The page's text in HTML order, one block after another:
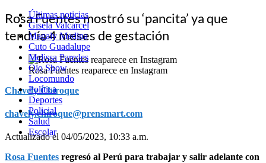
Últimas noticias
Gisela Valcarcel
Magaly Medina
Cuto Guadalupe
Melissa Paredes
Ojo Show
Locomundo
Política
Deportes
Policial
Salud
Escolar
Rosa Fuentes mostró su ‘pancita’ ya que
tendría 4 meses de gestación
Rosa Fuentes reaparece en Instagram
Chavely Chiroque
chavely.chiroque@prensmart.com
Actualizado el 04/05/2023, 10:33 a.m.
Rosa Fuentes regresó al Perú para trabajar y salir adelante con